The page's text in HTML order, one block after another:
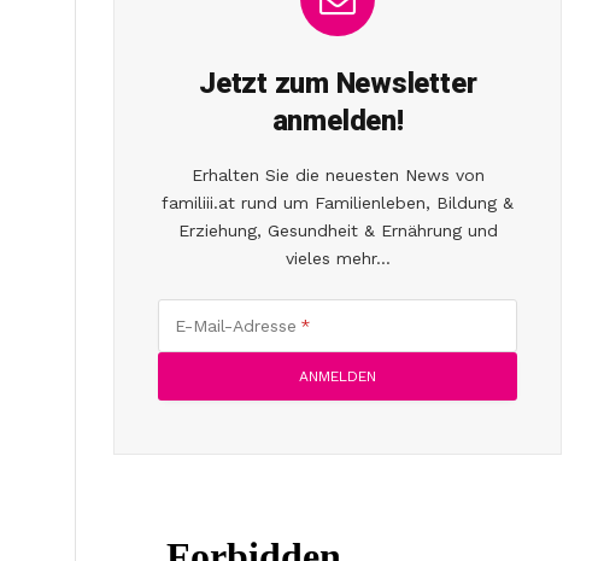
Jetzt zum Newsletter
anmelden!
Erhalten Sie die neuesten News von
familiii.at rund um Familienleben, Bildung &
Erziehung, Gesundheit & Ernährung und
vieles mehr...
E-Mail-Adresse